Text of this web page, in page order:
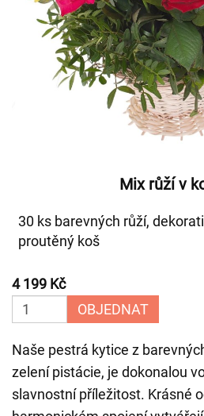
Mix růží v
30 ks barevných růží,
proutěný koš
4 199 Kč
OBJEDNAT
Naše pestrá kytice z
zelení pistácie, je dokonalou
slavnostní příležitost. Krásné